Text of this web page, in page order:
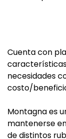
Cuenta con
necesidades
costo/
Montagna es
mantenerse
de distintos